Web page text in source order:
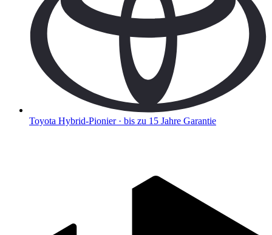
Toyota Hybrid-Pionier · bis zu 15 Jahre Garantie